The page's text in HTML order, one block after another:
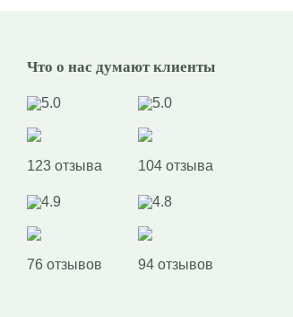
Что о нас думают клиенты
5.0
123 отзыва
5.0
104 отзыва
4.9
76 отзывов
4.8
94 отзывов